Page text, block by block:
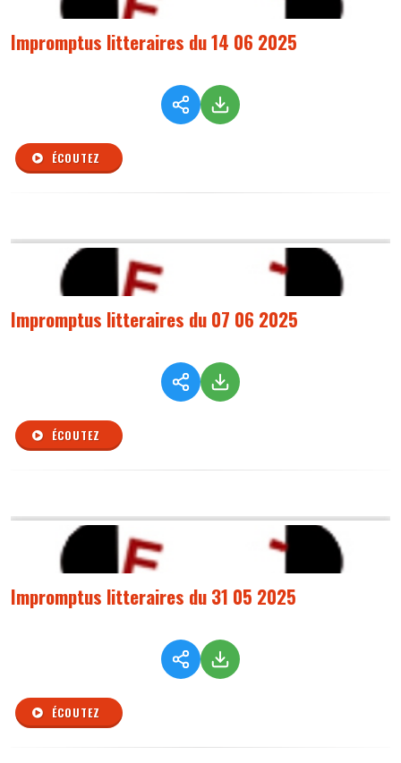
Impromptus litteraires du 14 06 2025
ÉCOUTEZ
Impromptus litteraires du 07 06 2025
ÉCOUTEZ
Impromptus litteraires du 31 05 2025
ÉCOUTEZ